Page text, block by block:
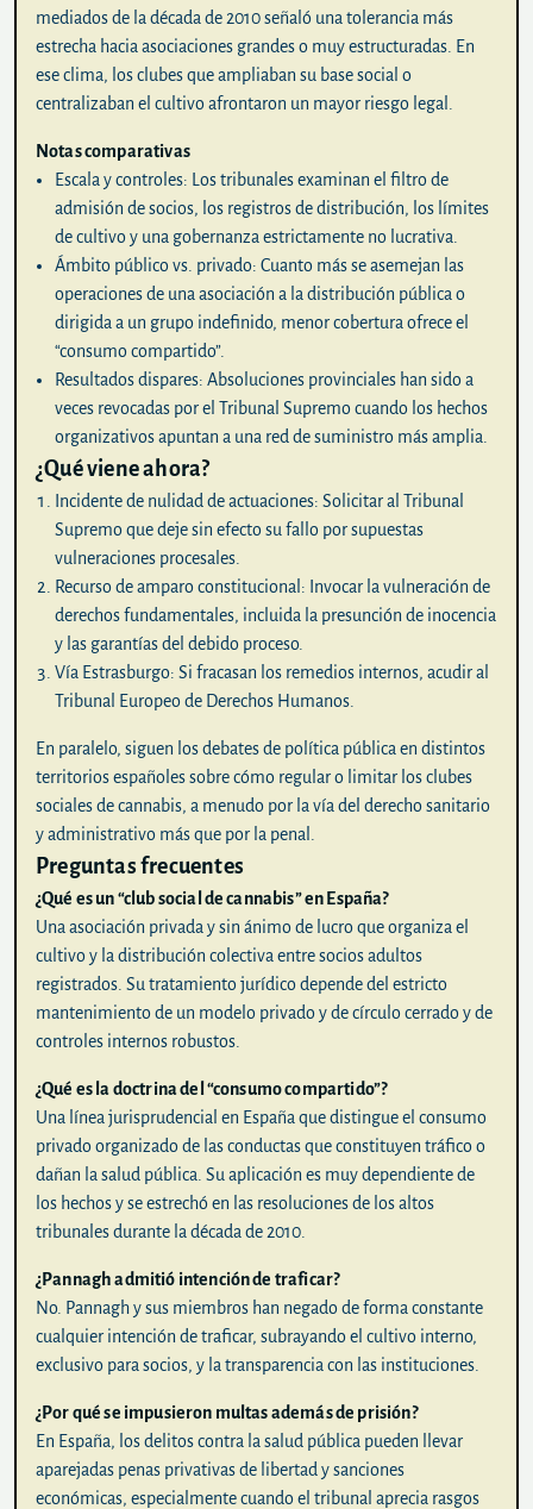
mediados de la década de 2010 señaló una tolerancia más
estrecha hacia asociaciones grandes o muy estructuradas. En
ese clima, los clubes que ampliaban su base social o
centralizaban el cultivo afrontaron un mayor riesgo legal.
Notas comparativas
Escala y controles: Los tribunales examinan el filtro de
admisión de socios, los registros de distribución, los límites
de cultivo y una gobernanza estrictamente no lucrativa.
Ámbito público vs. privado: Cuanto más se asemejan las
operaciones de una asociación a la distribución pública o
dirigida a un grupo indefinido, menor cobertura ofrece el
“consumo compartido”.
Resultados dispares: Absoluciones provinciales han sido a
veces revocadas por el Tribunal Supremo cuando los hechos
organizativos apuntan a una red de suministro más amplia.
¿Qué viene ahora?
Incidente de nulidad de actuaciones: Solicitar al Tribunal
Supremo que deje sin efecto su fallo por supuestas
vulneraciones procesales.
Recurso de amparo constitucional: Invocar la vulneración de
derechos fundamentales, incluida la presunción de inocencia
y las garantías del debido proceso.
Vía Estrasburgo: Si fracasan los remedios internos, acudir al
Tribunal Europeo de Derechos Humanos.
En paralelo, siguen los debates de política pública en distintos
territorios españoles sobre cómo regular o limitar los clubes
sociales de cannabis, a menudo por la vía del derecho sanitario
y administrativo más que por la penal.
Preguntas frecuentes
¿Qué es un “club social de cannabis” en España?
Una asociación privada y sin ánimo de lucro que organiza el
cultivo y la distribución colectiva entre socios adultos
registrados. Su tratamiento jurídico depende del estricto
mantenimiento de un modelo privado y de círculo cerrado y de
controles internos robustos.
¿Qué es la doctrina del “consumo compartido”?
Una línea jurisprudencial en España que distingue el consumo
privado organizado de las conductas que constituyen tráfico o
dañan la salud pública. Su aplicación es muy dependiente de
los hechos y se estrechó en las resoluciones de los altos
tribunales durante la década de 2010.
¿Pannagh admitió intención de traficar?
No. Pannagh y sus miembros han negado de forma constante
cualquier intención de traficar, subrayando el cultivo interno,
exclusivo para socios, y la transparencia con las instituciones.
¿Por qué se impusieron multas además de prisión?
En España, los delitos contra la salud pública pueden llevar
aparejadas penas privativas de libertad y sanciones
económicas, especialmente cuando el tribunal aprecia rasgos